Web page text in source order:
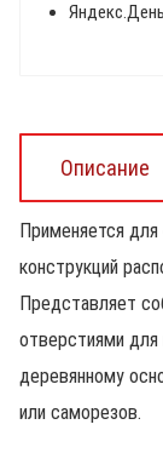
Описание
Применяется
конструкций
Представляет
отверстиями
деревянному
или саморезов.